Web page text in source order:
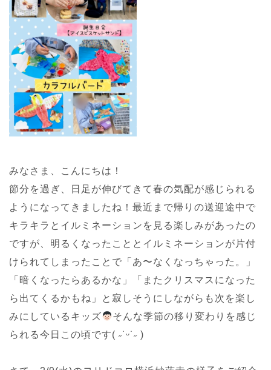
みなさま、こんにちは！
節分を過ぎ、日足が伸びてきて春の気配が感じられる
ようになってきましたね！最近まで帰りの送迎途中で
キラキラとイルミネーションを見る楽しみがあったの
ですが、明るくなったこととイルミネーションが片付
けられてしまったことで「あ〜なくなっちゃった。」
「暗くなったらあるかな」「またクリスマスになった
ら出てくるかもね」と寂しそうにしながらも次を楽し
みにしているキッズ
そんな季節の移り変わりを感じ
られる今日この頃です( ˶˙ᵕ˙˶ )